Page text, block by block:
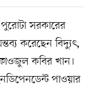
সরকারের
করেছেন বিদ্যুৎ,
কবির খান।
পাওয়ার